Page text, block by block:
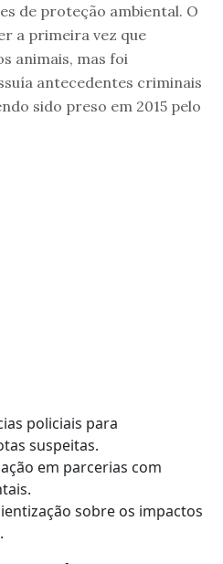
de proteção ambiental. O
a primeira vez que
animais, mas foi
antecedentes criminais
sido preso em 2015 pelo
policiais para
suspeitas.
em parcerias com
sobre os impactos